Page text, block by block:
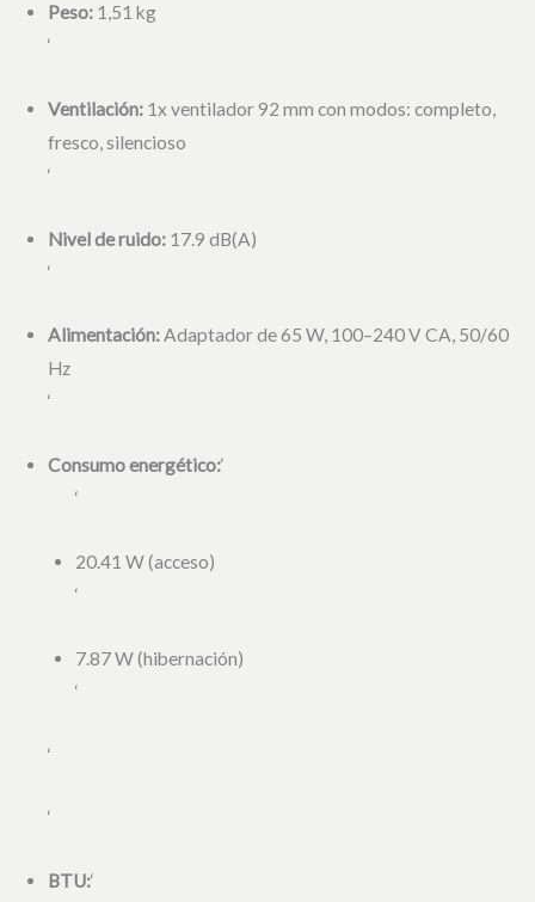
Peso: 1,51 kg
‘
Ventilación: 1x ventilador 92 mm con modos: completo,
fresco, silencioso
‘
Nivel de ruido: 17.9 dB(A)
‘
Alimentación:Adaptador de 65 W, 100–240 V CA, 50/60
Hz
‘
Consumo energético:‘
‘
20.41 W (acceso)
‘
7.87 W (hibernación)
‘
‘
‘
BTU:‘